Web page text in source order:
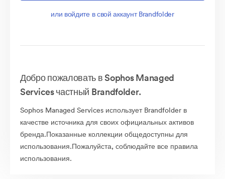
или войдите в свой аккаунт Brandfolder
Добро пожаловать в Sophos Managed
Services частный Brandfolder.
Sophos Managed Services использует Brandfolder в
качестве источника для своих официальных активов
бренда.Показанные коллекции общедоступны для
использования.Пожалуйста, соблюдайте все правила
использования.